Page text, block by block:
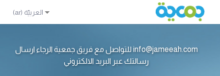
info@jameeah.com للتواصل مع فريق جمعية الرجاء ارسال
رسالتك عبر البريد الالكتروني